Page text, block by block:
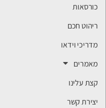
כורסאות
ריהוט חכם
מדריכי וידאו
מאמרים
קצת עלינו
יצירת קשר